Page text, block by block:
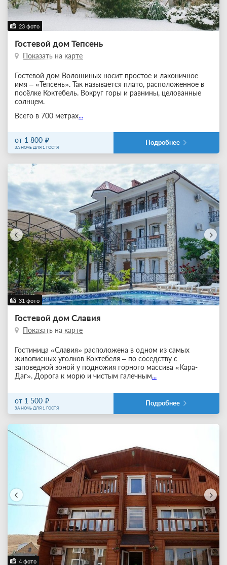
23 фото
Гостевой дом Тепсень
Показать на карте
Гостевой дом Волошиных носит простое и лаконичное
имя – «Тепсень». Так называется плато, расположенное в
посёлке Коктебель. Вокруг горы и равнины, целованные
солнцем.
Всего в 700 метрах...
от 1 800
ЗА НОЧЬ ДЛЯ 1 ГОСТЯ
Подробнее
31 фото
Гостевой дом Славия
Показать на карте
Гостиница «Славия» расположена в одном из самых
живописных уголков Коктебеля – по соседству с
заповедной зоной у подножия горного массива «Кара-
Даг». Дорога к морю и чистым галечным...
от 1 500
ЗА НОЧЬ ДЛЯ 1 ГОСТЯ
Подробнее
4 фото